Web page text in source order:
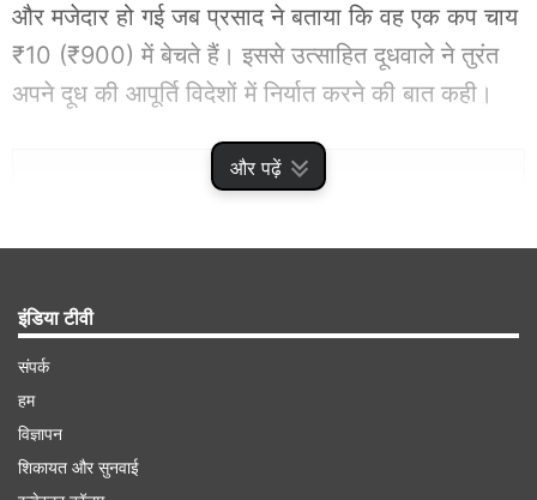
और पढ़ें
और मजेदार हो गई जब प्रसाद ने बताया कि वह एक कप चाय
₹10 (₹900) में बेचते हैं। इससे उत्साहित दूधवाले ने तुरंत
अपने दूध की आपूर्ति विदेशों में निर्यात करने की बात कही।
Advertisement
इंडिया टीवी
संपर्क
हम
विज्ञापन
शिकायत और सुनवाई